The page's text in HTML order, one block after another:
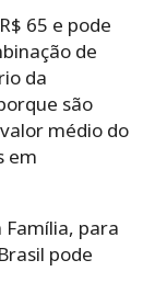
65 e pode
de
da
são
médio do
em
para
pode